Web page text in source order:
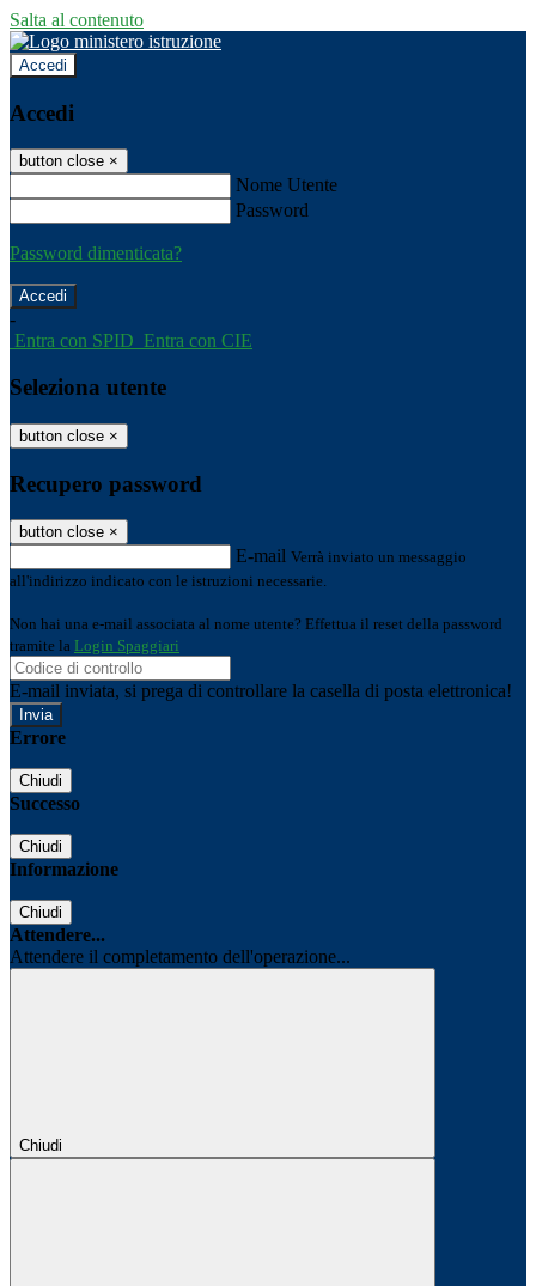
Salta al contenuto
Accedi
Accedi
button close ×
Nome Utente
Password
Password dimenticata?
-
Entra con SPID Entra con CIE
Seleziona utente
button close ×
Recupero password
button close ×
E-mail Verrà inviato un messaggio
all'indirizzo indicato con le istruzioni necessarie.
Non hai una e-mail associata al nome utente? Effettua il reset della password
tramite la Login Spaggiari
E-mail inviata, si prega di controllare la casella di posta elettronica!
Errore
Chiudi
Successo
Chiudi
Informazione
Chiudi
Attendere...
Attendere il completamento dell'operazione...
Chiudi